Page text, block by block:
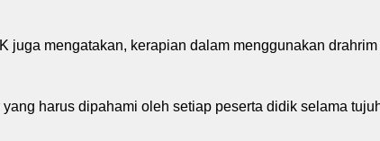
juga mengatakan, kerapian dalam menggunakan
harus dipahami oleh setiap peserta didik selama